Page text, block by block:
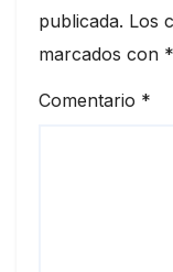
publicada. Los
marcados con *
Comentario *